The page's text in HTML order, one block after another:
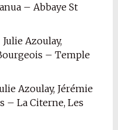
– Abbaye St
Azoulay,
– Temple
Azoulay, Jérémie
– La Citerne, Les